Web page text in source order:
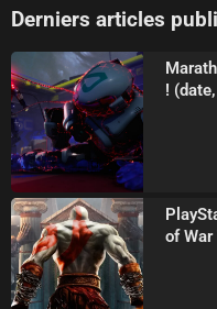
Derniers articles
!
of War